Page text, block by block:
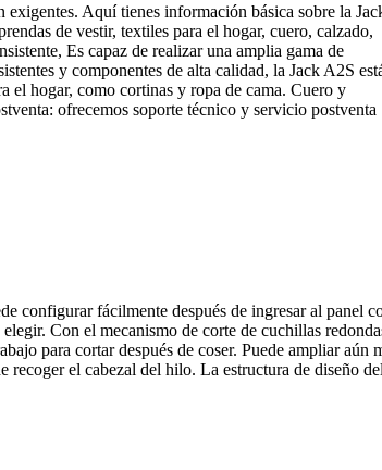
Aquí tienes información básica sobre la
de vestir, textiles para el hogar, cuero, calzado,
Es capaz de realizar una amplia gama de
y componentes de alta calidad, la Jack A2S
el hogar, como cortinas y ropa de cama. Cuero y
ofrecemos soporte técnico y servicio postventa
configurar fácilmente después de ingresar al panel
Con el mecanismo de corte de cuchillas
para cortar después de coser. Puede ampliar aún
recoger el cabezal del hilo. La estructura de diseño